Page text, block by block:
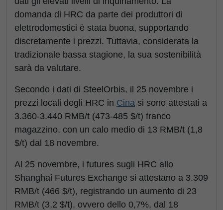
domanda di HRC da parte dei produttori di
elettrodomestici è stata buona, supportando
discretamente i prezzi. Tuttavia, considerata la
tradizionale bassa stagione, la sua sostenibilità
sarà da valutare.
Secondo i dati di SteelOrbis, il 25 novembre i
prezzi locali degli HRC in Cina si sono attestati a
3.360-3.440 RMB/t (473-485 $/t) franco
magazzino, con un calo medio di 13 RMB/t (1,8
$/t) dal 18 novembre.
Al 25 novembre, i futures sugli HRC allo
Shanghai Futures Exchange si attestano a 3.309
RMB/t (466 $/t), registrando un aumento di 23
RMB/t (3,2 $/t), ovvero dello 0,7%, dal 18